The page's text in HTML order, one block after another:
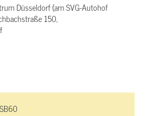
Düsseldorf (am SVG-Autohof
150,